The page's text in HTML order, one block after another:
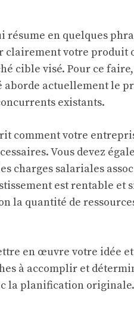
en quelques
clairement votre produit
cible visé. Pour ce faire,
aborde actuellement le
existants.
comment votre
Vous devez
charges salariales
est rentable et
la quantité de
en œuvre votre idée
à accomplir et
la planification originale.